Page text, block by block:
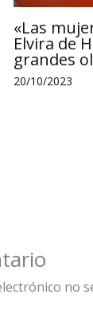
«Las
Elvira de
grandes
20/10/2023
no